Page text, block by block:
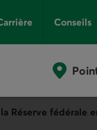
Conseils
Réserve fédérale